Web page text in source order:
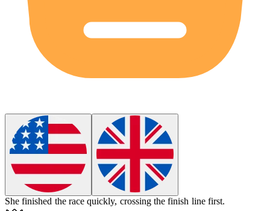
She finished the racequickly, crossing the finish line first.